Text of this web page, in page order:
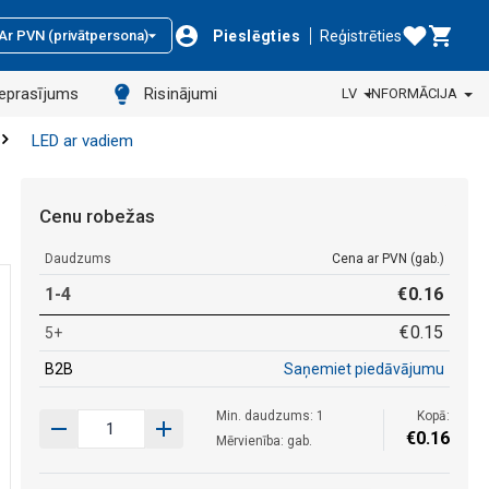
PVN (privātpersona) Pieslēgties Reģistrēties
Risinājumi LV INFORMĀCIJA
LED ar vadiem
Cenu robežas
Daudzums Cena ar PVN (gab.)
1-4 €0.16
5+ €0.15
B2B Saņemiet piedāvājumu
Min. daudzums: 1
Mērvienība: gab.
Kopā:
€0.16